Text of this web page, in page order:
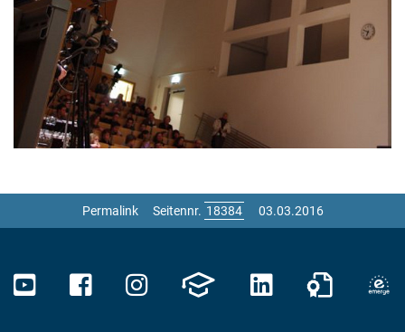
Permalink Seitennr. 03.03.2016